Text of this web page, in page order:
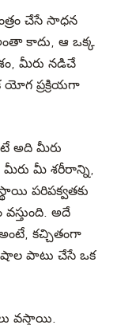
చేసే సాధన
కాదు, ఆ ఒక్క
మీరు నడిచే
యోగ ప్రక్రియగా
అది మీరు
మీరు మీ శరీరాన్ని,
పరిపక్వతకు
అదే
కచ్చితంగా
పాటు చేసే ఒక
వస్తాయి.